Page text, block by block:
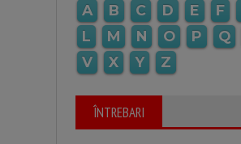
A B C D E F
L
M N O P Q
V
X Y Z
ÎNTREBARI